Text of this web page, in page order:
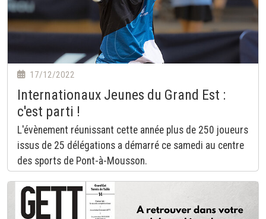
17/12/2022
Internationaux Jeunes du Grand Est :
c'est parti !
L'évènement réunissant cette année plus de 250 joueurs
issus de 25 délégations a démarré ce samedi au centre
des sports de Pont-à-Mousson.